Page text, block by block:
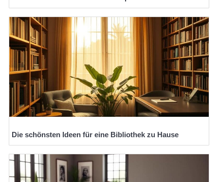
Die schönsten Ideen für eine Bibliothek zu Hause